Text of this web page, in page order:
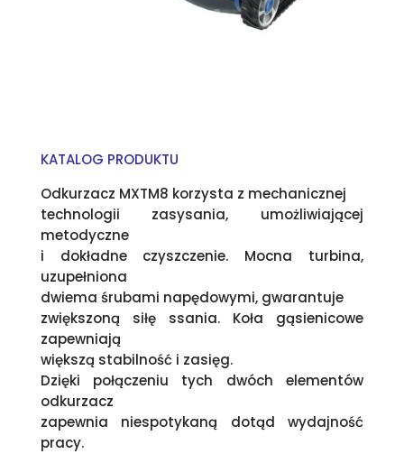
KATALOG PRODUKTU
Odkurzacz MXTM8 korzysta z mechanicznej
technologii zasysania, umożliwiającej
metodyczne
i dokładne czyszczenie. Mocna turbina,
uzupełniona
dwiema śrubami napędowymi, gwarantuje
zwiększoną siłę ssania. Koła gąsienicowe
zapewniają
większą stabilność i zasięg.
Dzięki połączeniu tych dwóch elementów
odkurzacz
zapewnia niespotykaną dotąd wydajność
pracy.